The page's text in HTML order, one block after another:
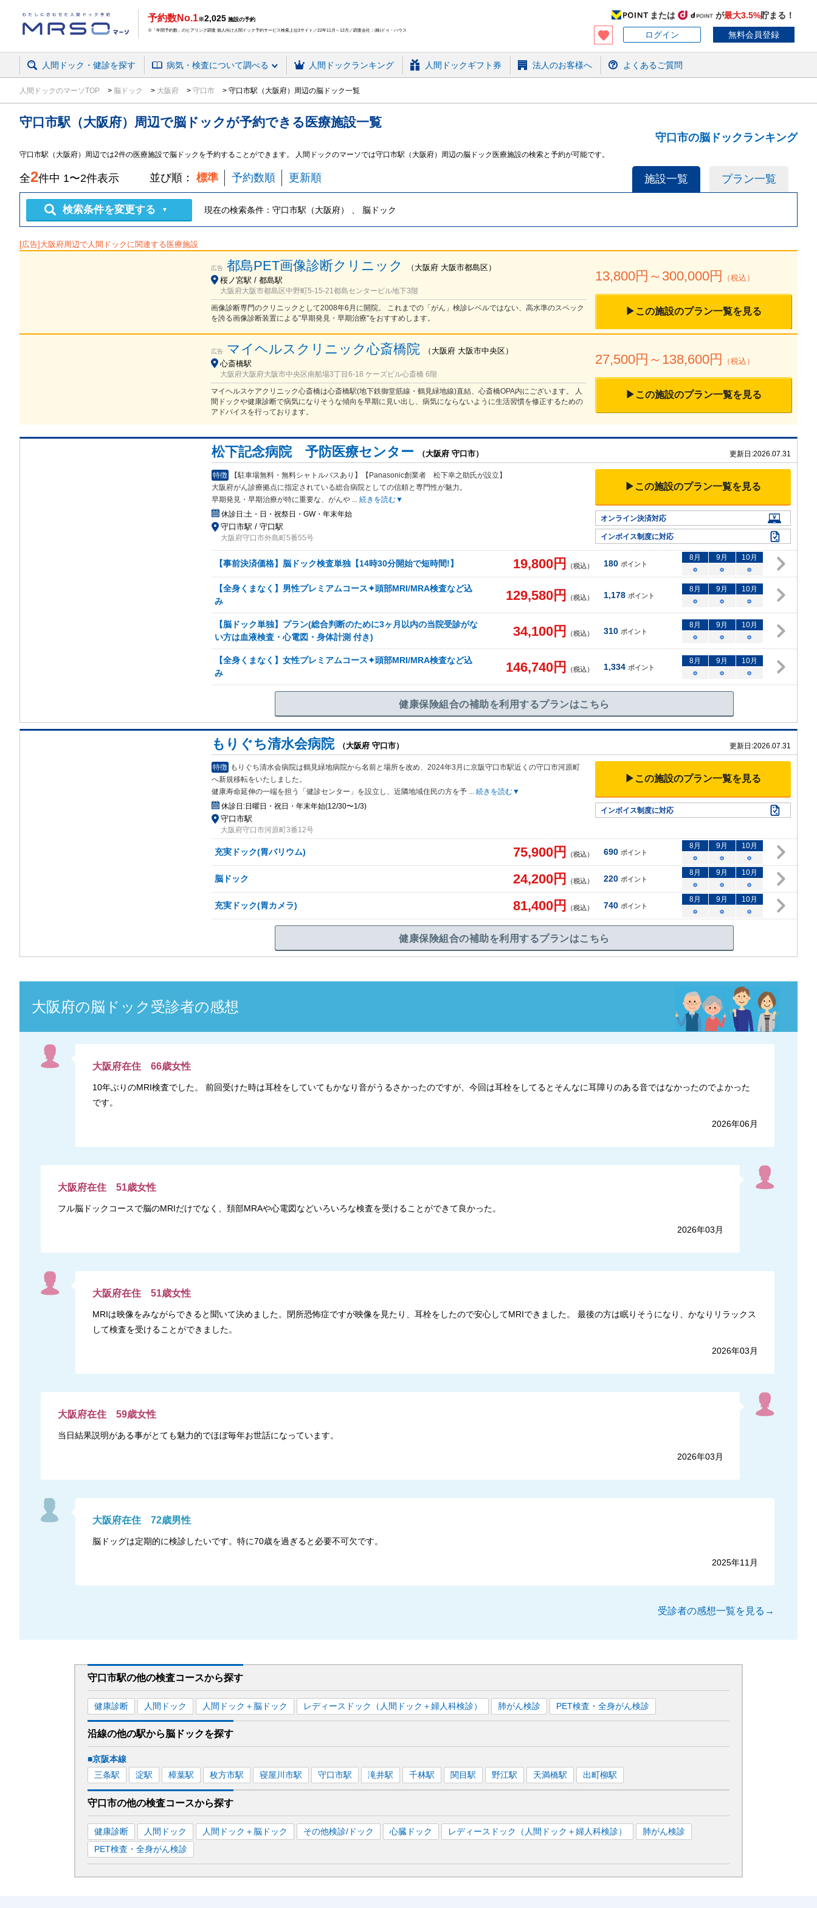
予約数No.1※2,025 施設の予約
※「年間予約数」のヒアリング調査 個人向け人間ドック予約サービス検索上位3サイト／22年11月～12月／調査会社：(株)ドゥ・ハウス
または が最大3.5%貯まる！
ログイン
無料会員登録
人間ドック・健診を探す 病気・検査について調べる 人間ドックランキング 人間ドックギフト券 法人のお客様へ よくあるご質問
人間ドックのマーソTOP 脳ドック 大阪府 守口市 守口市駅（大阪府）周辺の脳ドック一覧
守口市駅（大阪府）周辺で脳ドックが予約できる 医療施設一覧
守口市の脳ドックランキング
守口市駅（大阪府）周辺では2件の医療施設で脳ドックを予約することができます。 人間ドックのマーソでは守口市駅（大阪府）周辺の脳ドック医療施設の検索と予約が可能です。
施設一覧 プラン一覧
全2件中 1〜2件表示 並び順： 標準 予約数順 更新順
検索条件を変更する ▼ 現在の検索条件： 守口市駅（大阪府） 、 脳ドック
[広告] 大阪府周辺で人間ドックに関連する医療施設
広告 都島PET画像診断クリニック （ 大阪府 大阪市都島区）
桜ノ宮駅 / 都島駅
大阪府大阪市都島区中野町5-15-21都島センタービル地下3階
画像診断専門のクリニックとして2008年6月に開院。 これまでの「がん」検診レベルではない、高水準のスペック
を誇る画像診断装置による"早期発見・早期治療"をおすすめします。
13,800円～ 300,000円 （税込）
▶この施設のプラン一覧を見る
広告 マイヘルスクリニック心斎橋院 （ 大阪府 大阪市中央区）
心斎橋駅
大阪府大阪府大阪市中央区南船場3丁目6-18 ケーズビル心斎橋 6階
マイヘルスケアクリニック心斎橋は心斎橋駅(地下鉄御堂筋線・鶴見緑地線)直結、心斎橋OPA内にございます。 人
間ドックや健康診断で病気になりそうな傾向を早期に見い出し、病気にならないように生活習慣を修正するための
アドバイスを行っております。
27,500円～ 138,600円 （税込）
▶この施設のプラン一覧を見る
松下記念病院 予防医療センター （大阪府 守口市） 更新日:2026.07.31
特徴
【駐車場無料・無料シャトルバスあり】【Panasonic創業者 松下幸之助氏が設立】
大阪府がん診療拠点に指定されている総合病院としての信頼と専門性が魅力。
早期発見・早期治療が特に重要な、がんや ... 続きを読む▼
休診日:土・日・祝祭日・GW・年末年始
守口市駅 / 守口駅
大阪府守口市外島町5番55号
▶この施設のプラン一覧を見る
オンライン決済対応
インボイス制度に対応
【事前決済価格】脳ドック検査単独【14時30分開始で短時間!】 19,800円 （税込） 180 ポイント
8月 9月 10月
○
○ ○
【全身くまなく】男性プレミアムコース✦頭部MRI/MRA検査など込
み
129,580円 （税込） 1,178 ポイント
8月 9月 10月
○
○ ○
【脳ドック単独】プラン(総合判断のために3ヶ月以内の当院受診がな
い方は血液検査・心電図・身体計測 付き)
34,100円 （税込） 310 ポイント
8月 9月 10月
○
○ ○
【全身くまなく】女性プレミアムコース✦頭部MRI/MRA検査など込
み
146,740円 （税込） 1,334 ポイント
8月 9月 10月
○
○ ○
健康保険組合の補助を利用するプランはこちら
もりぐち清水会病院 （大阪府 守口市） 更新日:2026.07.31
特徴 もりぐち清水会病院は鶴見緑地病院から名前と場所を改め、2024年3月に京阪守口市駅近くの守口市河原町
へ新規移転をいたしました。
健康寿命延伸の一端を担う「健診センター」を設立し、近隣地域住民の方を予 ... 続きを読む▼
休診日:日曜日・祝日・年末年始(12/30〜1/3)
守口市駅
大阪府守口市河原町3番12号
▶この施設のプラン一覧を見る
インボイス制度に対応
充実ドック(胃バリウム) 75,900円 （税込） 690 ポイント
8月 9月 10月
○
○ ○
脳ドック 24,200円 （税込） 220 ポイント
8月 9月 10月
○
○ ○
充実ドック(胃カメラ) 81,400円 （税込） 740 ポイント
8月 9月 10月
○
○ ○
健康保険組合の補助を利用するプランはこちら
大阪府の脳ドック 受診者の感想
大阪府在住 66歳女性
10年ぶりのMRI検査でした。 前回受けた時は耳栓をしていてもかなり音がうるさかったのですが、今回は耳栓をしてるとそんなに耳障りのある音ではなかったのでよかった
です。
2026年06月
大阪府在住 51歳女性
フル脳ドックコースで脳のMRIだけでなく、頚部MRAや心電図などいろいろな検査を受けることができて良かった。
2026年03月
大阪府在住 51歳女性
MRIは映像をみながらできると聞いて決めました。閉所恐怖症ですが映像を見たり、耳栓をしたので安心してMRIできました。 最後の方は眠りそうになり、かなりリラックス
して検査を受けることができました。
2026年03月
大阪府在住 59歳女性
当日結果説明がある事がとても魅力的でほぼ毎年お世話になっています。
2026年03月
大阪府在住 72歳男性
脳ドッグは定期的に検診したいです。特に70歳を過ぎると必要不可欠です。
2025年11月
受診者の感想一覧を見る→
守口市駅の他の検査コースから探す
健康診断 人間ドック 人間ドック＋脳ドック レディースドック（人間ドック＋婦人科検診） 肺がん検診 PET検査・全身がん検診
沿線の他の駅から脳ドックを探す
■京阪本線
三条駅 淀駅 樟葉駅 枚方市駅 寝屋川市駅 守口市駅 滝井駅 千林駅 関目駅 野江駅 天満橋駅 出町柳駅
守口市の他の検査コースから探す
健康診断 人間ドック 人間ドック＋脳ドック その他検診/ドック 心臓ドック レディースドック（人間ドック＋婦人科検診）
肺がん検診
PET検査・全身がん検診